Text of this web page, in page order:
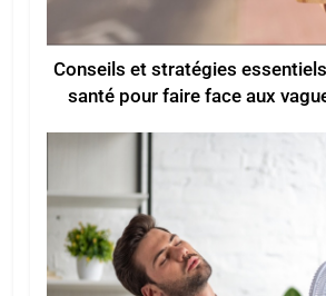
Conseils et stratégies
santé pour faire face aux